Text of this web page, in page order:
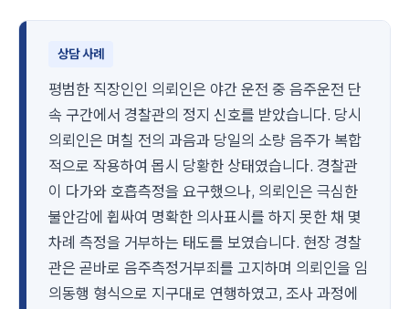
상담 사례
평범한 직장인인 의뢰인은 야간 운전 중 음주운전 단
속 구간에서 경찰관의 정지 신호를 받았습니다. 당시
의뢰인은 며칠 전의 과음과 당일의 소량 음주가 복합
적으로 작용하여 몹시 당황한 상태였습니다. 경찰관
이 다가와 호흡측정을 요구했으나, 의뢰인은 극심한
불안감에 휩싸여 명확한 의사표시를 하지 못한 채 몇
차례 측정을 거부하는 태도를 보였습니다. 현장 경찰
관은 곧바로 음주측정거부죄를 고지하며 의뢰인을 임
의동행 형식으로 지구대로 연행하였고, 조사 과정에